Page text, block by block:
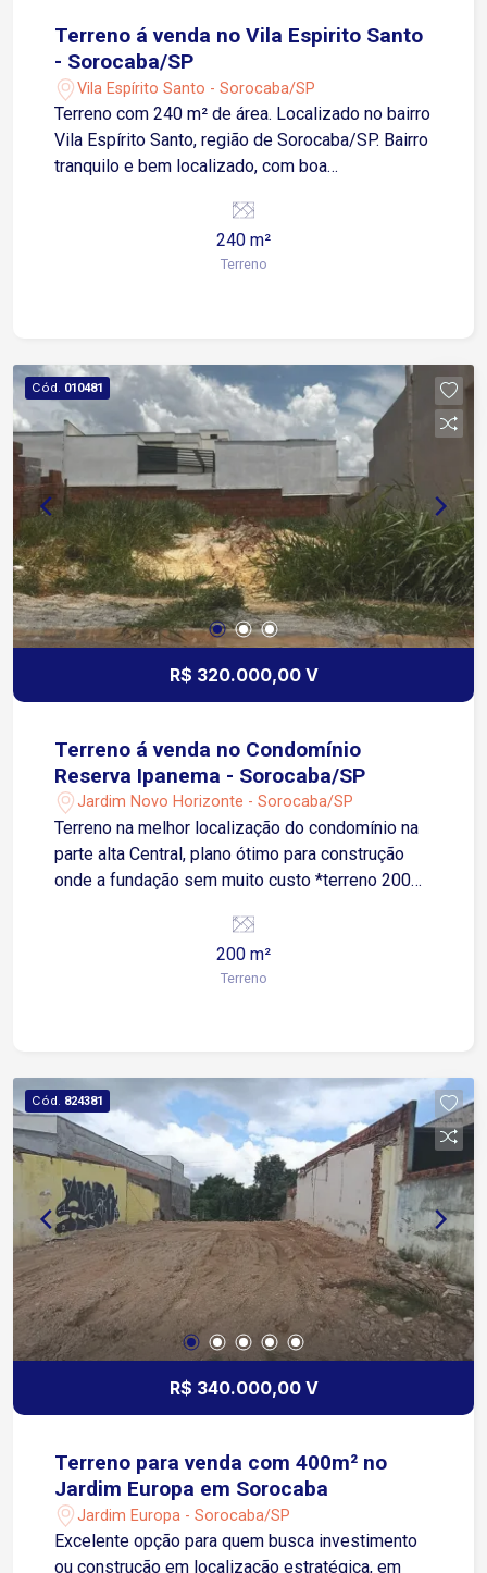
Terreno á venda no Vila Espirito Santo
- Sorocaba/SP
Vila Espírito Santo - Sorocaba/SP
Terreno com 240 m² de área. Localizado no bairro
Vila Espírito Santo, região de Sorocaba/SP. Bairro
tranquilo e bem localizado, com boa
principais vias da cidade. Excelente oportunidade
para quem busca um lote com medidas amplas
de frente, ideal para construção residencial.
240 m²
Terreno
Cód. 010481
R$ 320.000,00 V
Terreno á venda no Condomínio
Reserva Ipanema - Sorocaba/SP
Jardim Novo Horizonte - Sorocaba/SP
Terreno na melhor localização do condomínio na
parte alta Central, plano ótimo para construção
onde a fundação sem muito custo *terreno 200
society grama sintética *Quadra futebol de salão
churrasqueira, forno a lenha *Lareira *Quadra
areia Beach tênis *Playground *Horta com
plantação de diversas hortaliças *2 Mercados
inteligente
200 m²
Terreno
Cód. 824381
R$ 340.000,00 V
Terreno para venda com 400m² no
Jardim Europa em Sorocaba
Jardim Europa - Sorocaba/SP
Excelente opção para quem busca investimento
ou construção em localização estratégica, em